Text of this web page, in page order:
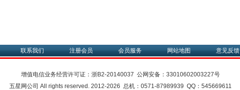
联系我们 注册会员 会员服务 网站地图 意见反馈
增值电信业务经营许可证： 浙B2-20140037 公网安备： 33010602003227号
五星网公司 All rights reserved. 2012-2026 总机：0571-87989939 QQ：545669611